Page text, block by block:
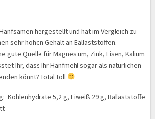
hergestellt und hat im Vergleich zu
sehr hohen Gehalt an Ballaststoffen.
gute Quelle für Magnesium, Zink, Eisen, Kalium
Ihr, dass Ihr Hanfmehl sogar als natürlichen
könnt? Total toll
Kohlenhydrate 5,2 g, Eiweiß 29 g, Ballaststoffe